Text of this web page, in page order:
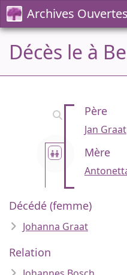
Archives Ouvertes
Décès le à
Père
Jan Graat
Mère
Décédé (femme)
Johanna Graat
Relation